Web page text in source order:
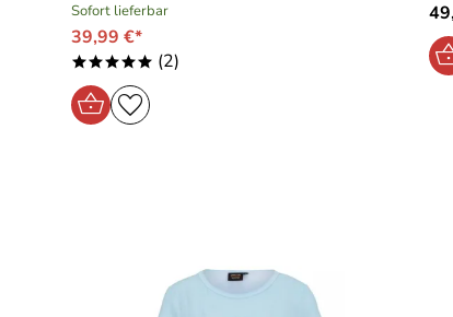
Sofort lieferbar
39,99 €*
***** (2)